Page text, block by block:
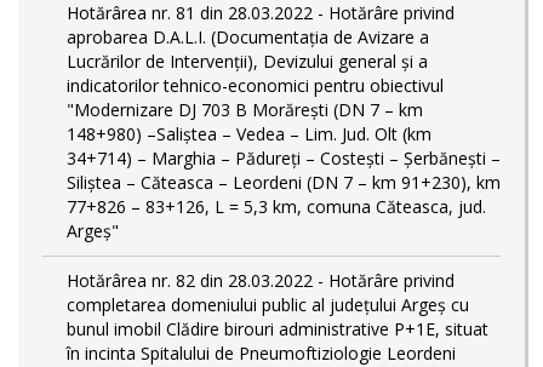
Hotărârea nr. 81 din 28.03.2022 - Hotărâre privind
aprobarea D.A.L.I. (Documentaţia de Avizare a
Lucrărilor de Intervenţii), Devizului general și a
indicatorilor tehnico-economici pentru obiectivul
"Modernizare DJ 703 B Morărești (DN 7 – km
148+980) –Saliștea – Vedea – Lim. Jud. Olt (km
34+714) – Marghia – Pădureți – Costești – Șerbănești –
Siliștea – Căteasca – Leordeni (DN 7 – km 91+230), km
77+826 – 83+126, L = 5,3 km, comuna Căteasca, jud.
Argeș"
Hotărârea nr. 82 din 28.03.2022 - Hotărâre privind
completarea domeniului public al judeţului Argeş cu
bunul imobil Clădire birouri administrative P+1E, situat
în incinta Spitalului de Pneumoftiziologie Leordeni